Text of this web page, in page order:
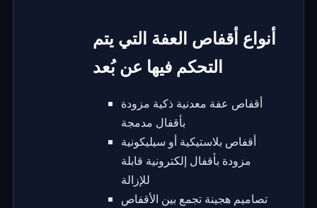
أنواع أقفاص العفة التي يتم
التحكم فيها عن بُعد
أقفاص عفة معدنية ذكية مزودة
بأقفال مدمجة
أقفاص بلاستيكية أو سيليكونية
مزودة بأقفال إلكترونية قابلة
للإزالة
تصاميم هجينة تجمع بين الأقفاص